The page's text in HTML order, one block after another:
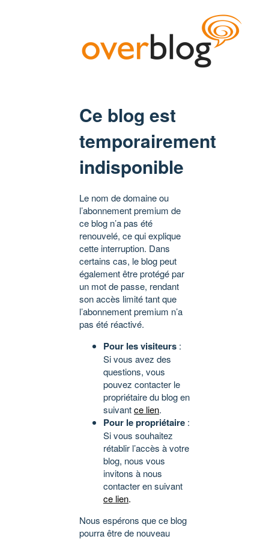
Ce blog est
temporairement
indisponible
Le nom de domaine ou
l’abonnement premium de
ce blog n’a pas été
renouvelé, ce qui explique
cette interruption. Dans
certains cas, le blog peut
également être protégé par
un mot de passe, rendant
son accès limité tant que
l’abonnement premium n’a
pas été réactivé.
Pour les visiteurs :
Si vous avez des
questions, vous
pouvez contacter le
propriétaire du blog en
suivantce lien.
Pour le propriétaire :
Si vous souhaitez
rétablir l’accès à votre
blog, nous vous
invitons à nous
contacter en suivant
ce lien.
Nous espérons que ce blog
pourra être de nouveau